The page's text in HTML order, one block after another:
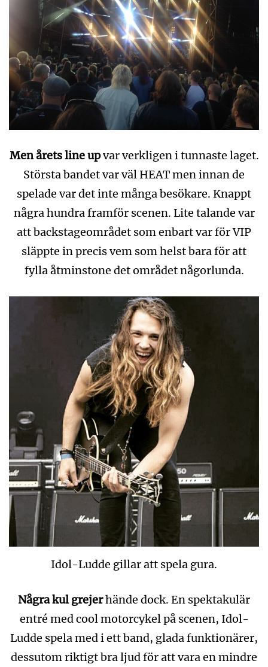
Men årets line upvar verkligen i tunnaste laget.
Största bandet var väl HEAT men innan de
spelade var det inte många besökare. Knappt
några hundra framför scenen. Lite talande var
att backstageområdet som enbart var för VIP
släppte in precis vem som helst bara för att
fylla åtminstone det området någorlunda.
Idol-Ludde gillar att spela gura.
Några kul grejerhände dock. En spektakulär
entré med cool motorcykel på scenen, Idol-
Ludde spela med i ett band, glada funktionärer,
dessutom riktigt bra ljud för att vara en mindre